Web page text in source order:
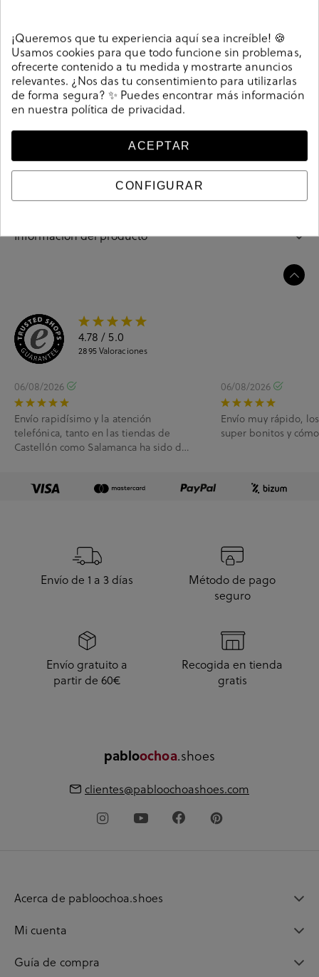
Sandalias bloom&you ADELFA en serraje cuero. Tacón
7,5cm, plataforma 3cm. Sin cierre, slip on. La plantilla no
es extraible. Hecho en España.
Referencia207651
Guía de tallas
Ciudados y limpieza
Información del producto
4.78 / 5.0
2895Valoraciones
06/08/2026
Envío rapidísimo y la atención
telefónica, tanto en las tiendas de
Castellón como Salamanca ha sido de
06/08/2026
Envío muy rápido,
super bonitos y
Envío de 1 a 3 días
Método de pago
seguro
Envío gratuito a
partir de 60€
Recogida en tienda
gratis
pabloochoa.shoes
clientes@pabloochoashoes.com
Acerca de pabloochoa.shoes
Mi cuenta
Guía de compra
¡Queremos que tu experiencia aquí sea increíble! 🍪
Usamos cookies para que todo funcione sin problemas,
ofrecerte contenido a tu medida y mostrarte anuncios
relevantes. ¿Nos das tu consentimiento para utilizarlas
de forma segura? ✨ Puedes encontrar más información
en nuestra política de privacidad.
ACEPTAR
CONFIGURAR